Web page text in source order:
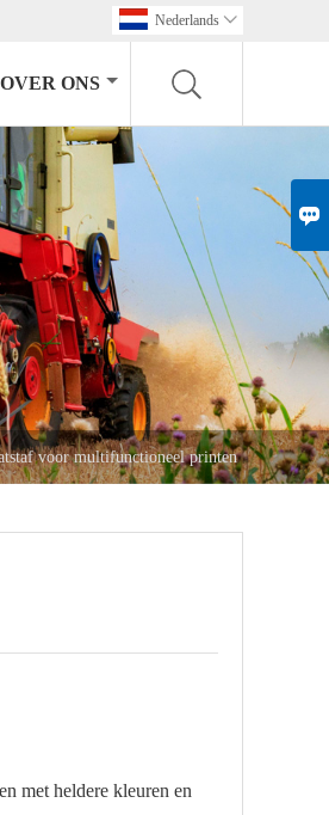

Nederlands 
OVER ONS
voor multifunctioneel printen
met heldere kleuren en